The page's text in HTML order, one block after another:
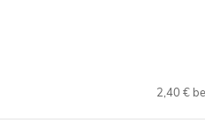
2,40 €